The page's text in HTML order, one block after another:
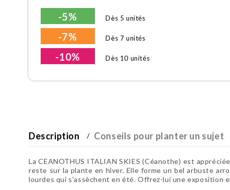
-5% Dès 5 unités
-7% Dès 7 unités
-10% Dès 10 unités
Description Conseils pour planter un sujet
La CEANOTHUS ITALIAN SKIES (Céanothe) est
reste sur la plante en hiver. Elle forme un bel arbuste
lourdes qui s'assèchent en été. Offrez-lui une exposition